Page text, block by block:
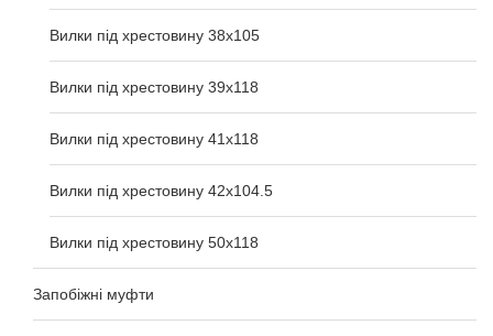
Вилки під хрестовину 38x105
Вилки під хрестовину 39x118
Вилки під хрестовину 41x118
Вилки під хрестовину 42x104.5
Вилки під хрестовину 50x118
Запобіжні муфти